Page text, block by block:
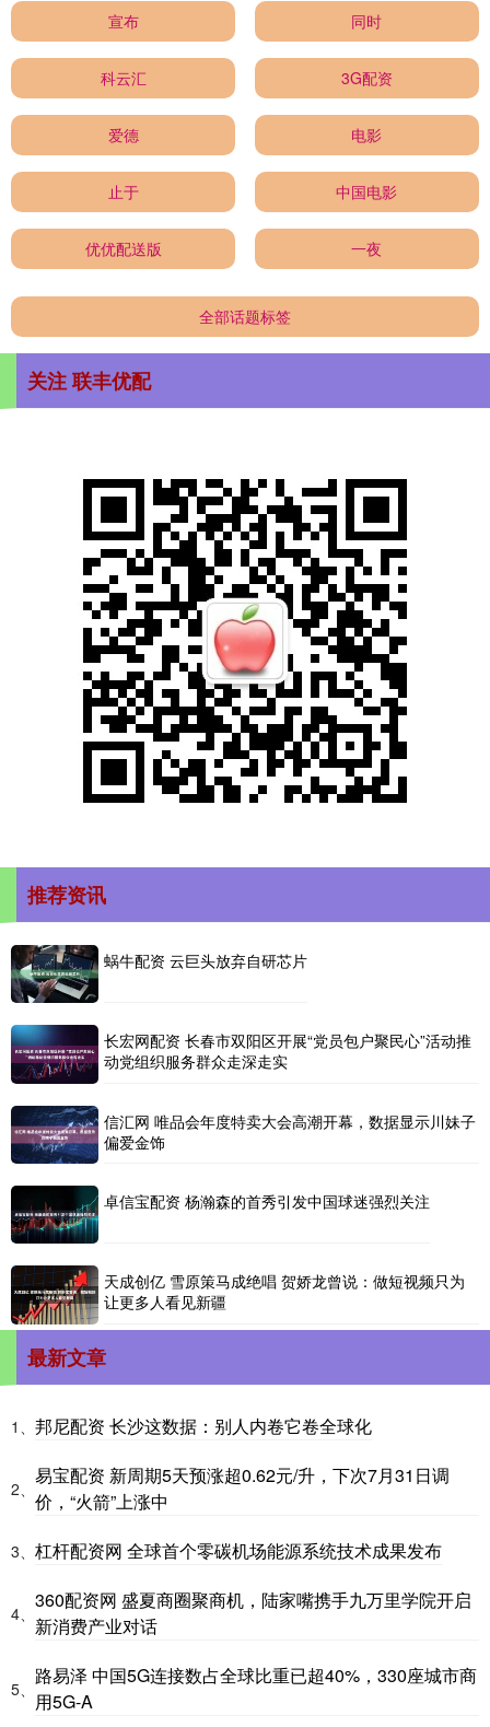
宣布 同时
科云汇 3G配资
爱德 电影
止于 中国电影
优优配送版 一夜
全部话题标签
关注 联丰优配
推荐资讯
蜗牛配资 云巨头放弃自研芯片
长宏网配资 长春市双阳区开展“党员包户聚民心”活动推
动党组织服务群众走深走实
信汇网 唯品会年度特卖大会高潮开幕，数据显示川妹子
偏爱金饰
卓信宝配资 杨瀚森的首秀引发中国球迷强烈关注
天成创亿 雪原策马成绝唱 贺娇龙曾说：做短视频只为
让更多人看见新疆
最新文章
1、 邦尼配资 长沙这数据：别人内卷它卷全球化
2、
易宝配资 新周期5天预涨超0.62元/升，下次7月31日调
价，“火箭”上涨中
3、 杠杆配资网 全球首个零碳机场能源系统技术成果发布
4、
360配资网 盛夏商圈聚商机，陆家嘴携手九万里学院开启
新消费产业对话
5、
路易泽 中国5G连接数占全球比重已超40%，330座城市商
用5G-A